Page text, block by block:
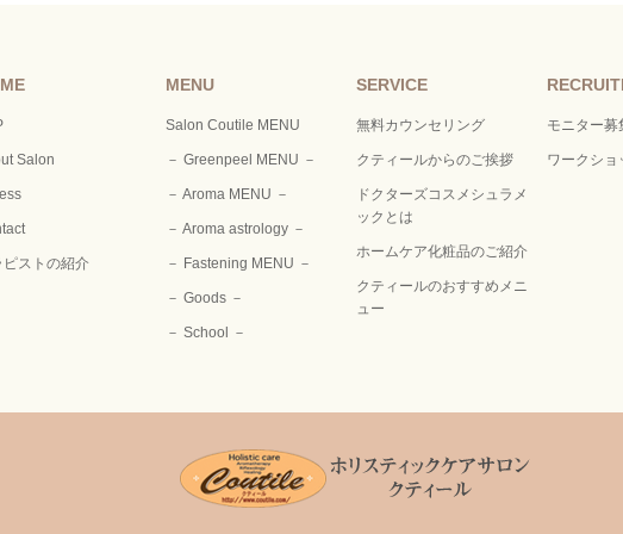
Salon
ピストの紹介
MENU
Salon Coutile MENU
－ Greenpeel MENU －
－ Aroma MENU －
－ Aroma astrology －
－ Fastening MENU －
－ Goods －
－ School －
SERVICE
無料カウンセリング
クティールからのご挨拶
ドクターズコスメシュラメ
ックとは
ホームケア化粧品のご紹介
クティールのおすすめメニ
ュー
モニター募
ワークショ